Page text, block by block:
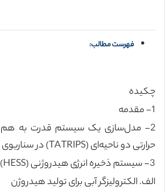
فهرست مطالب:
چکیده
1- مقدمه
2- مدل‌سازی یک سیستم قدرت به هم
حرارتی دو ناحیه‌ای (TATRIPS) در سناریوی بازسازی شده
3- سیستم ذخیره انرژی هیدروژنی (HESS)
الف. الکترولیزگر آبی برای تولید هیدروژن